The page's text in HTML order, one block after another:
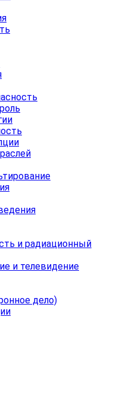
и радиационный
и телевидение
дело)